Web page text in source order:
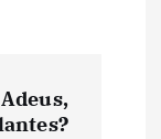
Adeus,